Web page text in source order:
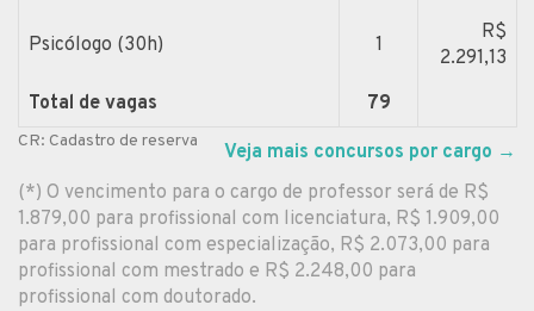
Psicólogo (30h) 1
R$
2.291,13
Total de vagas
79
CR: Cadastro de reserva Veja mais concursos por cargo →
(*) O vencimento para o cargo de professor será de R$
1.879,00 para profissional com licenciatura, R$ 1.909,00
para profissional com especialização, R$ 2.073,00 para
profissional com mestrado e R$ 2.248,00 para
profissional com doutorado.